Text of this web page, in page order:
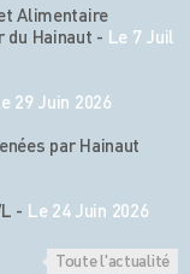
Alimentaire
du Hainaut - Le 7 Juil
29 Juin 2026
par Hainaut
- Le 24 Juin 2026
Toute l'actualité